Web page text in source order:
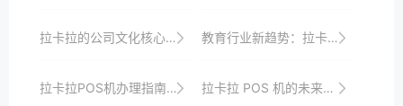
拉卡拉的公司文化核心与价值观 教育行业新趋势：拉卡拉POS机助力学费收缴
拉卡拉POS机办理指南：快速解决你的支付问题 拉卡拉 POS 机的未来发展战略与市场布局